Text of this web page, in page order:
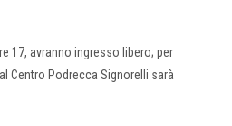
17, avranno ingresso libero; per
Centro Podrecca Signorelli sarà